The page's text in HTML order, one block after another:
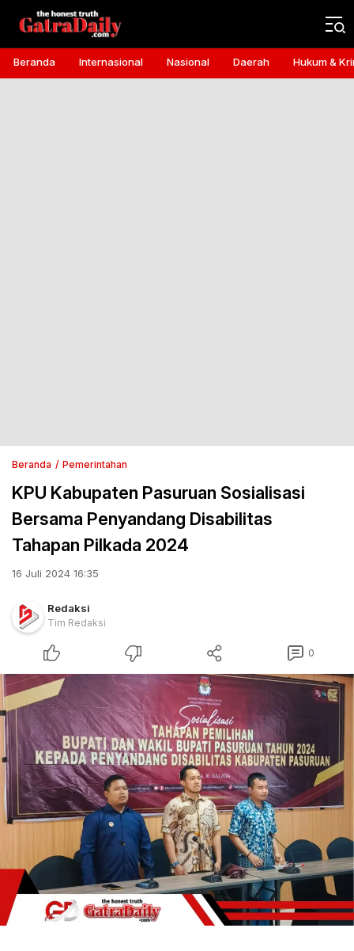
Gatra Daily
the honest truth
Beranda Internasional Nasional Daerah Hukum &
Beranda Pemerintahan
KPU Kabupaten Pasuruan Sosialisasi
Bersama Penyandang Disabilitas
Tahapan Pilkada 2024
16 Juli 2024 16:35
Redaksi
Tim Redaksi
0